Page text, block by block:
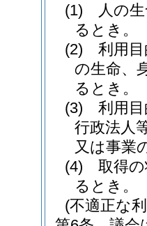
(1)
人の
るとき。
(2)
利用
の生命、
るとき。
(3)
利用
行政法人
又は事業
(4)
取得
るとき。
(不適正な